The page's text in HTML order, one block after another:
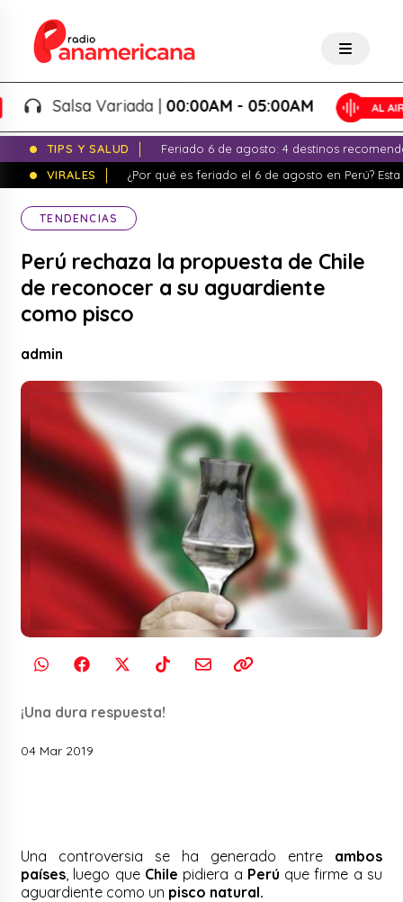
Salsa Variada |00:00AM - 05:00AM
TIPS Y SALUD
Feriado 6 de agosto: 4 destinos
VIRALES
¿Por qué es feriado el 6 de agosto en Perú?
TENDENCIAS
Perú rechaza la propuesta de Chile
de reconocer a su aguardiente
como pisco
admin
¡Una dura respuesta!
04 Mar 2019
Una controversia se ha generado entre ambos
países , luego que Chile pidiera a Perú que firme a su
aguardiente como un pisco natural.